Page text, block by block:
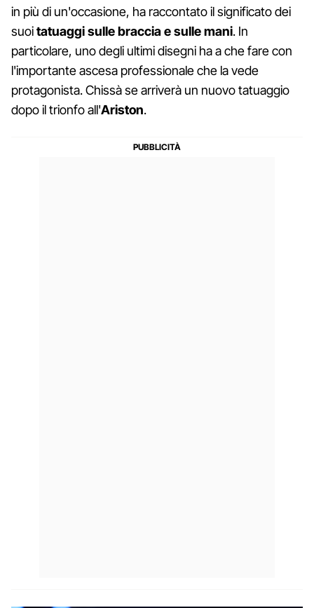
in più di un'occasione, ha raccontato il significato dei
suoitatuaggi sulle braccia e sulle mani. In
particolare, uno degli ultimi disegni ha a che fare con
l'importante ascesa professionale che la vede
protagonista. Chissà se arriverà un nuovo tatuaggio
dopo il trionfo all'Ariston.